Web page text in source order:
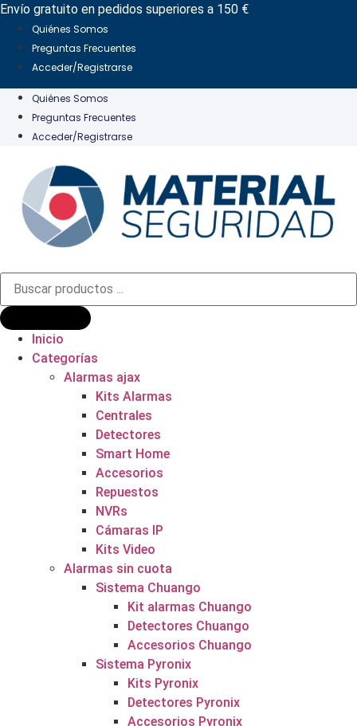
Ir
contenido
Envío gratuito en pedidos superiores a 150 €
Quiénes Somos
Preguntas Frecuentes
Acceder/Registrarse
Quiénes Somos
Preguntas Frecuentes
Acceder/Registrarse
Búsqueda
productos
Inicio
Categorías
Alarmas ajax
Kits Alarmas
Centrales
Detectores
Smart Home
Accesorios
Repuestos
NVRs
Cámaras IP
Kits Video
Alarmas sin cuota
Sistema Chuango
Kit alarmas Chuango
Detectores Chuango
Accesorios Chuango
Sistema Pyronix
Kits Pyronix
Detectores Pyronix
Accesorios Pyronix